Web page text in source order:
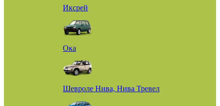
Иксрей
Ока
Шевроле Нива, Нива Тревел